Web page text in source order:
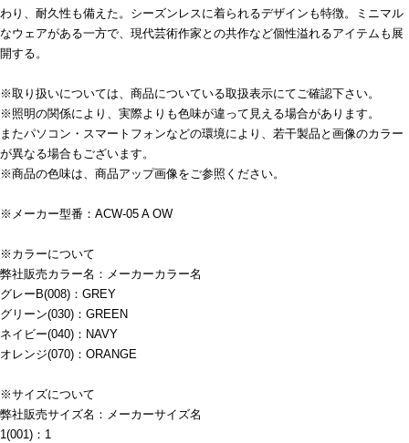
わり、耐久性も備えた。シーズンレスに着られるデザインも特徴。ミニマル
なウェアがある一方で、現代芸術作家との共作など個性溢れるアイテムも展
開する。
※取り扱いについては、商品についている取扱表示にてご確認下さい。
※照明の関係により、実際よりも色味が違って見える場合があります。
またパソコン・スマートフォンなどの環境により、若干製品と画像のカラー
が異なる場合もございます。
※商品の色味は、商品アップ画像をご参照ください。
※メーカー型番：ACW-05 A OW
※カラーについて
弊社販売カラー名：メーカーカラー名
グレーB(008)：GREY
グリーン(030)：GREEN
ネイビー(040)：NAVY
オレンジ(070)：ORANGE
※サイズについて
弊社販売サイズ名：メーカーサイズ名
1(001)：1